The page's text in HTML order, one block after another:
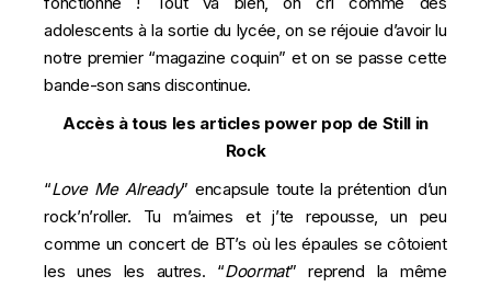
adolescents à la sortie du lycée, on se réjouie d’avoir lu
notre premier “magazine coquin” et on se passe cette
bande-son sans discontinue.
Accès à tous les articles power pop de Still in
Rock
“Love Me Already” encapsule toute la prétention d’un
rock’n’roller. Tu m’aimes et j’te repousse, un peu
comme un concert de BT’s où les épaules se côtoient
les unes les autres. “Doormat” reprend la même